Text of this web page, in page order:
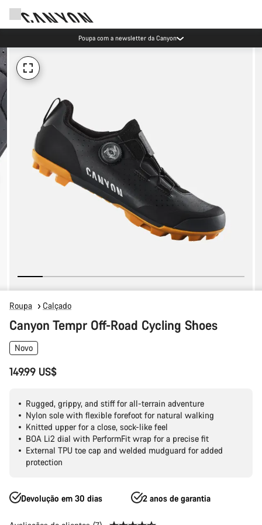
Poupa com a newsletter da Canyon
Roupa Calçado
Canyon Tempr Off-Road Cycling Shoes
Novo
149.99 US$
Rugged, grippy, and stiff for all-terrain adventure
Nylon sole with flexible forefoot for natural walking
Knitted upper for a close, sock-like feel
BOA Li2 dial with PerformFit wrap for a precise fit
External TPU toe cap and welded mudguard for added
protection
Devolução em 30 dias 2 anos de garantia